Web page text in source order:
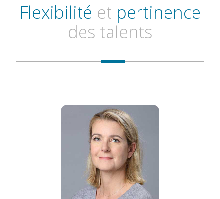
Flexibilité et pertinence
des talents